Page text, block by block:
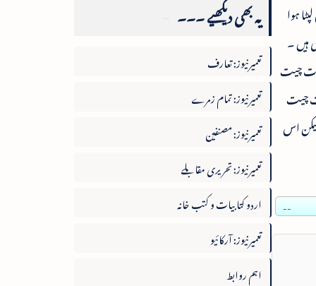
ہوا
ہیں ۔
بات چیت
چیت
اس
--
یہ بھی دیکھیے ۔۔۔
تعمیرنیوز: تعارف
تعمیرنیوز: تمام زمرے
تعمیرنیوز: مصنفین
تعمیرنیوز: تحریری مقابلے
اردو کتابیات و کتب خانہ
تعمیرنیوز: آرکائیو
اہم روابط